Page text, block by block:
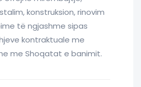
konstruksion, rinovim
të ngjashme sipas
kontraktuale me
me Shoqatat e banimit.